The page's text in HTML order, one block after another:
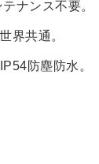
ナンス不要。
界共通。
防塵防水。